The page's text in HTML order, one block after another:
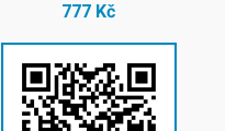
777 Kč